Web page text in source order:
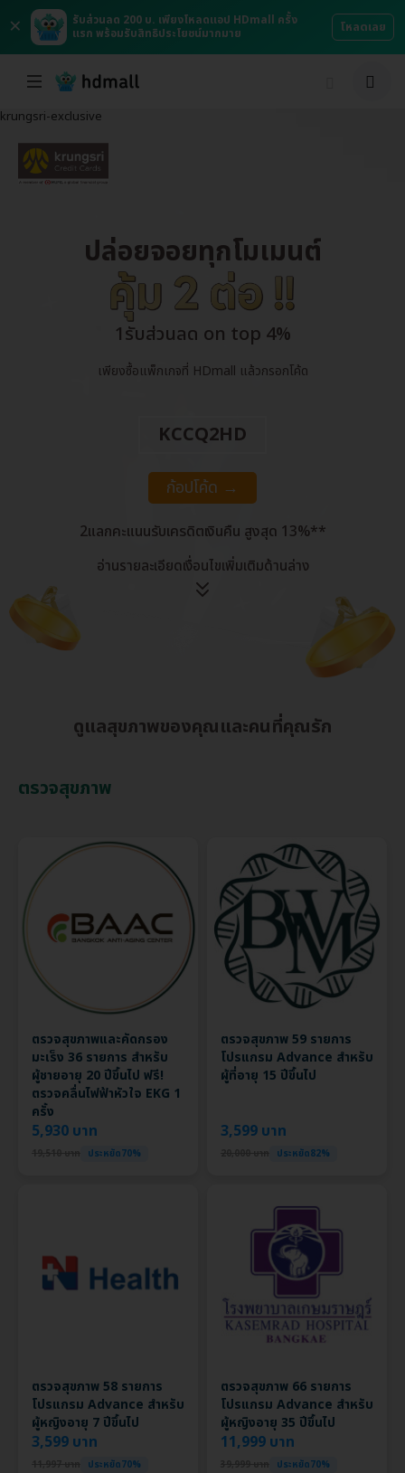
×
รับส่วนลด 200 บ. เพียงโหลดแอป HDmall ครั้ง
แรก พร้อมรับสิทธิประโยชน์มากมาย
โหลดเลย
krungsri-exclusive
ปล่อยจอยทุกโมเมนต์
1รับส่วนลด on top 4%
เพียงซื้อแพ็กเกจที่ HDmall แล้วกรอกโค้ด
KCCQ2HD
ก้อปโค้ด →
2แลกคะแนนรับเครดิตเงินคืน สูงสุด 13%**
อ่านรายละเอียดเงื่อนไขเพิ่มเติมด้านล่าง
ดูแลสุขภาพของคุณและคนที่คุณรัก
ตรวจสุขภาพ
ตรวจสุขภาพและคัดกรอง
มะเร็ง 36 รายการ สำหรับ
ผู้ชายอายุ 20 ปีขึ้นไป ฟรี!
ตรวจคลื่นไฟฟ้าหัวใจ EKG 1
ครั้ง
5,930 บาท
ประหยัด70%
ตรวจสุขภาพ 59 รายการ
โปรแกรม Advance สำหรับ
ผู้ที่อายุ 15 ปีขึ้นไป
3,599 บาท
ประหยัด82%
ตรวจสุขภาพ 58 รายการ
โปรแกรม Advance สำหรับ
ผู้หญิงอายุ 7 ปีขึ้นไป
3,599 บาท
ประหยัด70%
ตรวจสุขภาพ 66 รายการ
โปรแกรม Advance สำหรับ
ผู้หญิงอายุ 35 ปีขึ้นไป
11,999 บาท
ประหยัด70%